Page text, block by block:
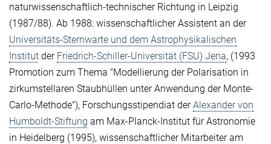
naturwissenschaftlich-technischer Richtung in Leipzig
(1987/88). Ab 1988: wissenschaftlicher Assistent an der
Universitäts-Sternwarte und dem Astrophysikalischen
Institut der Friedrich-Schiller-Universität (FSU) Jena, (1993
Promotion zum Thema "Modellierung der Polarisation in
zirkumstellaren Staubhüllen unter Anwendung der Monte-
Carlo-Methode"), Forschungsstipendiat derAlexander von
Humboldt-Stiftung am Max-Planck-Institut für Astronomie
in Heidelberg (1995), wissenschaftlicher Mitarbeiter am